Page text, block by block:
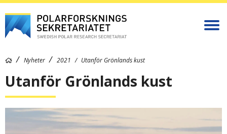
Nyheter 2021 Utanför Grönlands kust
Utanför Grönlands kust